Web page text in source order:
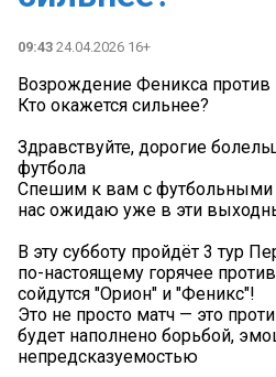
09:43 24.04.2026 16+
Возрождение Феникса против
Кто окажется сильнее?
Здравствуйте, дорогие
футбола
Спешим к вам с футбольными
нас ожидаю уже в эти
В эту субботу пройдёт 3 тур
по-настоящему горячее
сойдутся "Орион" и "Феникс"!
Это не просто матч — это
будет наполнено борьбой,
непредсказуемостью